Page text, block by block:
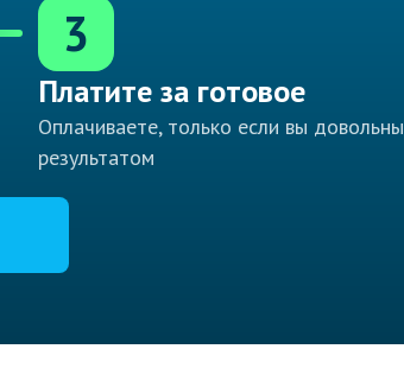
3
Платите за готовое
Оплачиваете, только если вы довольны
результатом